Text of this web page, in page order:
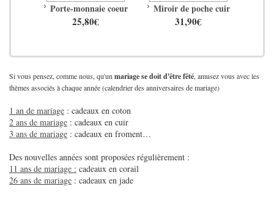
Porte-monnaie coeur
25,80€
Miroir de poche cuir
31,90€
Si vous pensez, comme nous, qu'unmariage se doit d'être fêté, amusez vous avec les
thèmes associés à chaque année (calendrier des anniversaires de mariage)
1 an de mariage : cadeaux en coton
2 ans de mariage : cadeaux en cuir
3 ans de mariage : cadeaux en froment…
Des nouvelles années sont proposées régulièrement :
11 ans de mariage : cadeaux en corail
26 ans de mariage : cadeaux en jade